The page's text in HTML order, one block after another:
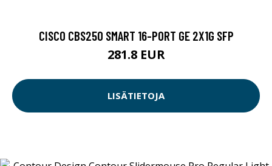
CISCO CBS250 SMART 16-PORT GE 2X1G SFP
281.8 EUR
LISÄTIETOJA